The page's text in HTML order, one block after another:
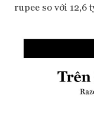
rupee so với 12,6